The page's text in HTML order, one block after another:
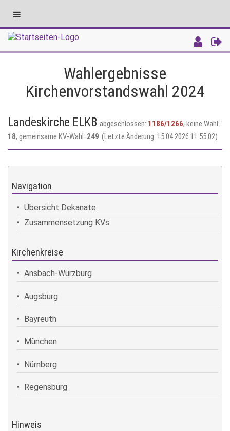
Toggle
navigation
Wahlergebnisse
Kirchenvorstandswahl 2024
Landeskirche ELKB abgeschlossen: 1186/1266, keine Wahl:
18, gemeinsame KV-Wahl: 249 (Letzte Änderung: 15.04.2026 11:55:02)
Navigation
Übersicht Dekanate
Zusammensetzung KVs
Kirchenkreise
Ansbach-Würzburg
Augsburg
Bayreuth
München
Nürnberg
Regensburg
Hinweis